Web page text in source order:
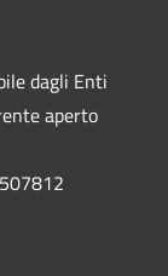
dagli Enti
aperto